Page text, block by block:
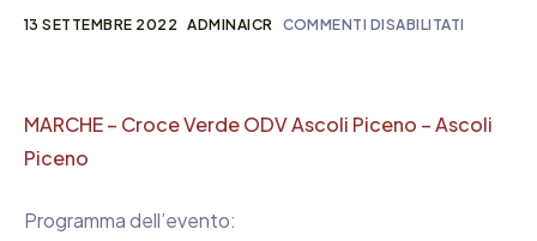
NEWS
13 SETTEMBRE 2022 ADMINAICR COMMENTI DISABILITATI
MARCHE – Croce Verde ODV Ascoli Piceno – Ascoli
Piceno
Programma dell’evento: